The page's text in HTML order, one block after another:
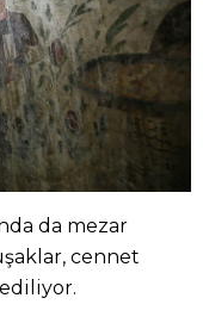
da mezar
cennet